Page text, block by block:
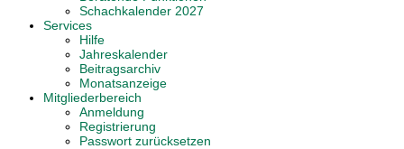
Schachkalender 2027
Services
Hilfe
Jahreskalender
Beitragsarchiv
Monatsanzeige
Mitgliederbereich
Anmeldung
Registrierung
Passwort zurücksetzen